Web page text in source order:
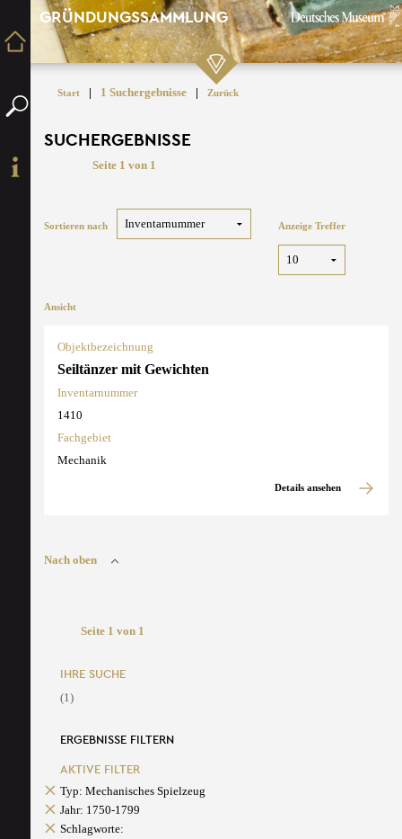
GRÜNDUNGSSAMMLUNG
Start | 1 Suchergebnisse | Zurück
SUCHERGEBNISSE
Seite 1 von 1
Sortieren nach Anzeige Treffer
Ansicht
Objektbezeichnung
Seiltänzer mit Gewichten
Inventarnummer
1410
Fachgebiet
Mechanik
Details ansehen
Nach oben
Seite 1 von 1
IHRE SUCHE
(1)
ERGEBNISSE FILTERN
AKTIVE FILTER
Typ: Mechanisches Spielzeug
Jahr: 1750-1799
Schlagworte: